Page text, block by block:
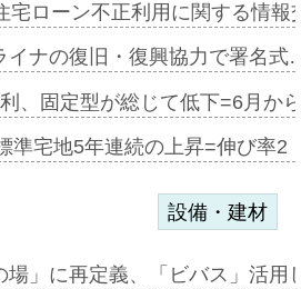
宅ローン不正利用に関する情
イナの復旧・復興協力で署名
、固定型が総じて低下=6月か
準宅地5年連続の上昇=伸び率
設備・建材
場」に再定義、「ビバス」活